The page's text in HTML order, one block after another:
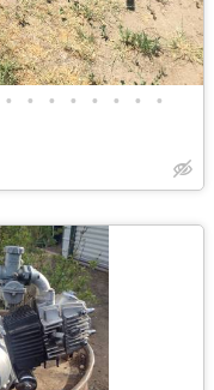
• • • • • • • •